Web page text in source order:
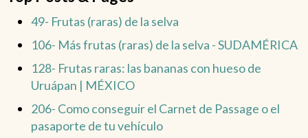
49- Frutas (raras) de la selva
106- Más frutas (raras) de la selva - SUDAMÉRICA
128- Frutas raras: las bananas con hueso de
Uruápan | MÉXICO
206- Como conseguir el Carnet de Passage o el
pasaporte de tu vehículo